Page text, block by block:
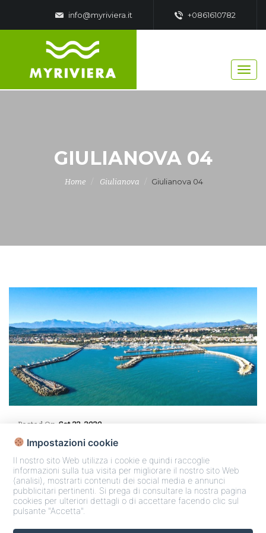
info@myriviera.it +0861610782
GIULIANOVA 04
Home Giulianova Giulianova 04
Posted On Set 22, 2020
Nessun commento |
Impostazioni cookie
Il nostro sito Web utilizza i cookie e quindi raccoglie
informazioni sulla tua visita per migliorare il nostro sito Web
(analisi), mostrarti contenuti dei social media e annunci
pubblicitari pertinenti. Si prega di consultare la nostra pagina
cookies per ulteriori dettagli o di accettare facendo clic sul
pulsante "Accetta".